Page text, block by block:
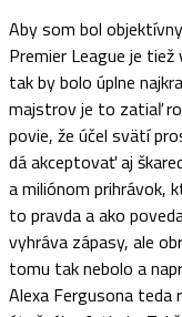
Aby som bol
Premier League je
tak by bolo úplne
majstrov je to zatiaľ
povie, že účel svätí
dá akceptovať aj
a miliónom prihrávok,
to pravda a ako
vyhráva zápasy, ale
tomu tak nebolo a
Alexa Fergusona teda